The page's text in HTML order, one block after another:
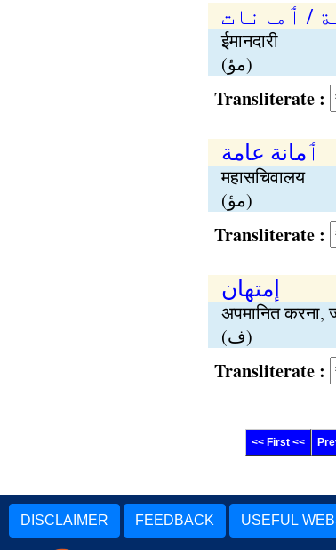
/ ٲمانات
ईमानदारी
(مؤ)
Transliterate :
ٲمانة عامة
महासचिवालय
(مؤ)
Transliterate :
إمتھان
अपमानित करना,
(ف)
Transliterate :
<< First <<
DISCLAIMER FEEDBACK USEFUL